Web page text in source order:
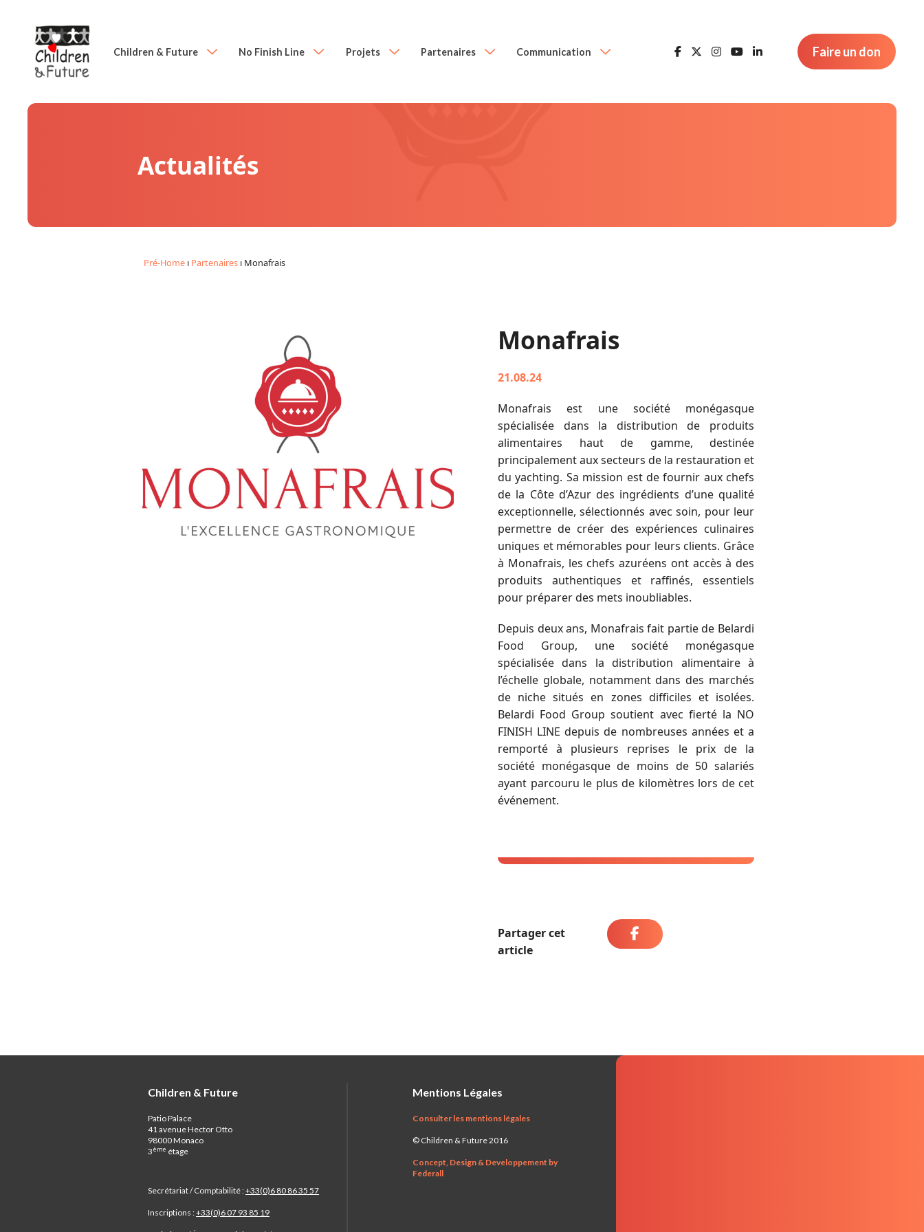
Children & Future No Finish Line Projets Partenaires Communication Faire un don
Actualités
Pré-Home ı Partenaires ı Monafrais
Monafrais
21.08.24
Monafrais est une société monégasque
spécialisée dans la distribution de produits
alimentaires haut de gamme, destinée
principalement aux secteurs de la restauration et
du yachting. Sa mission est de fournir aux chefs
de la Côte d’Azur des ingrédients d’une qualité
exceptionnelle, sélectionnés avec soin, pour leur
permettre de créer des expériences culinaires
uniques et mémorables pour leurs clients. Grâce
à Monafrais, les chefs azuréens ont accès à des
produits authentiques et raffinés, essentiels
pour préparer des mets inoubliables.
Depuis deux ans, Monafrais fait partie de Belardi
Food Group, une société monégasque
spécialisée dans la distribution alimentaire à
l’échelle globale, notamment dans des marchés
de niche situés en zones difficiles et isolées.
Belardi Food Group soutient avec fierté la NO
FINISH LINE depuis de nombreuses années et a
remporté à plusieurs reprises le prix de la
société monégasque de moins de 50 salariés
ayant parcouru le plus de kilomètres lors de cet
événement.
Partager cet
article
Children & Future
Patio Palace
41 avenue Hector Otto
98000 Monaco
3ème étage
Secrétariat / Comptabilité :+33(0)6 80 86 35 57
Inscriptions :+33(0)6 07 93 85 19
Mentions Légales
Consulter les mentions légales
© Children & Future 2016
Concept, Design & Developpement by
Federall